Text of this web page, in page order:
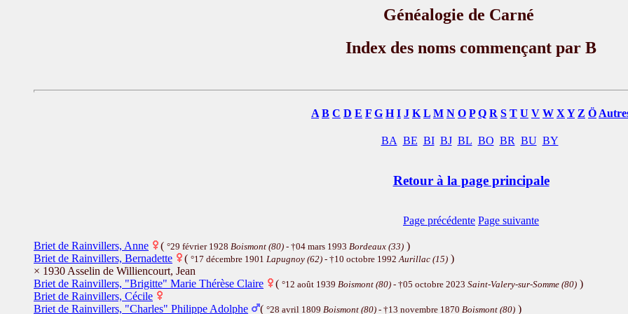
Généalogie de Carné
Index des noms commençant par B
A B C D E F G H I J K L M N O P Q R S T U V W X Y Z Ö
BA BE BI BJ BL BO BR BU BY
Retour à la page principale
Page précédente Page suivante
Briet de Rainvillers, Anne ( °29 février 1928 Boismont (80) - †04 mars 1993 Bordeaux (33) )
Briet de Rainvillers, Bernadette
( °17 décembre 1901 Lapugnoy (62) - †10 octobre 1992 Aurillac (15) )
× 1930 Asselin de Williencourt, Jean
Briet de Rainvillers, "Brigitte" Marie Thérèse Claire
( °12 août 1939 Boismont (80) - †05 octobre 2023 Saint-Valery-sur-Somme (80) )
Briet de Rainvillers, Cécile
Briet de Rainvillers, "Charles" Philippe Adolphe
( °28 avril 1809 Boismont (80) - †13 novembre 1870 Boismont (80) )